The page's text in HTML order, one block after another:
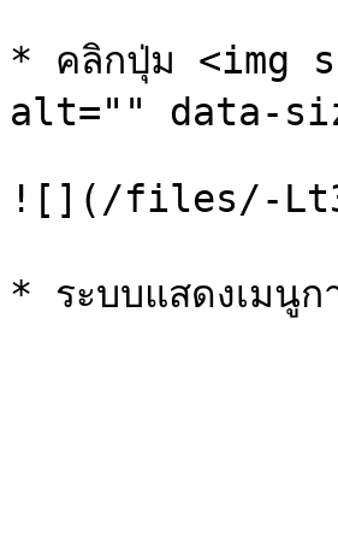
* คลิกปุ่ม <img
alt="" data-
![](/files/-